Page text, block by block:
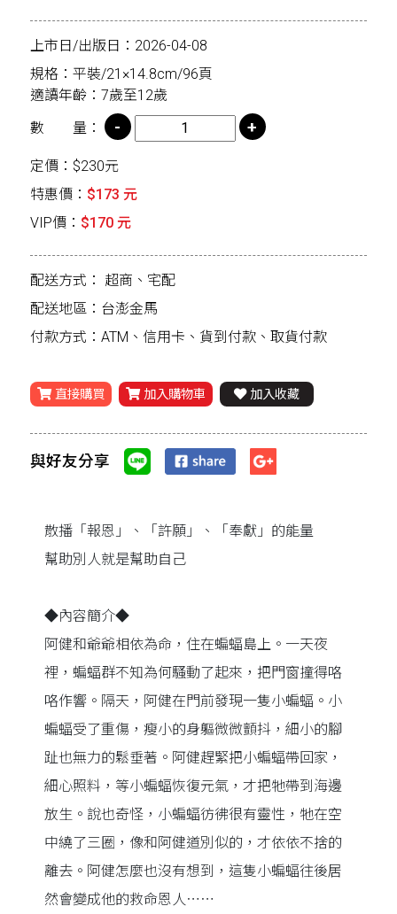
上市日/出版日：2026-04-08
規格：平裝/21×14.8cm/96頁
適讀年齡：7歲至12歲
數 量：
定價：$230元
特惠價： $173 元
VIP價： $170 元
配送方式： 超商、宅配
配送地區：台澎金馬
付款方式：ATM、信用卡、貨到付款、取貨付款
直接購買 加入購物車 加入收藏
與好友分享
散播「報恩」、「許願」、「奉獻」的能量
幫助別人就是幫助自己
◆內容簡介◆
阿健和爺爺相依為命，住在蝙蝠島上。一天夜
裡，蝙蝠群不知為何騷動了起來，把門窗撞得咯
咯作響。隔天，阿健在門前發現一隻小蝙蝠。小
蝙蝠受了重傷，瘦小的身軀微微顫抖，細小的腳
趾也無力的鬆垂著。阿健趕緊把小蝙蝠帶回家，
細心照料，等小蝙蝠恢復元氣，才把牠帶到海邊
放生。說也奇怪，小蝙蝠彷彿很有靈性，牠在空
中繞了三圈，像和阿健道別似的，才依依不捨的
離去。阿健怎麼也沒有想到，這隻小蝙蝠往後居
然會變成他的救命恩人⋯⋯